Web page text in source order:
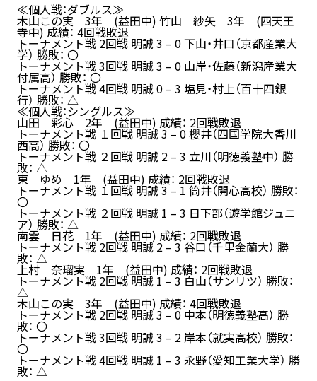
≪個人戦：ダブルス≫
木山この実 3年 (益田中) 竹山 紗矢 3年 (四天王
寺中) 成績： 4回戦敗退
トーナメント戦 2回戦 明誠 3 – 0 下山・井口（京都産業大
学） 勝敗： 〇
トーナメント戦 3回戦 明誠 3 – 0 山岸・佐藤（新潟産業大
付属高） 勝敗： 〇
トーナメント戦 4回戦 明誠 0 – 3 塩見・村上（百十四銀
行） 勝敗： △
≪個人戦：シングルス≫
山田 彩心 2年 (益田中) 成績： 2回戦敗退
トーナメント戦 １回戦 明誠 3 – 0 櫻井（四国学院大香川
西高） 勝敗： 〇
トーナメント戦 ２回戦 明誠 2 – 3 立川（明徳義塾中） 勝
敗： △
東 ゆめ 1年 (益田中) 成績： 2回戦敗退
トーナメント戦 １回戦 明誠 3 – 1 筒井（開心高校） 勝敗：
〇
トーナメント戦 ２回戦 明誠 1 – 3 日下部（遊学館ジュニ
ア） 勝敗： △
南雲 日花 1年 (益田中) 成績： 2回戦敗退
トーナメント戦 2回戦 明誠 2 – 3 谷口（千里金蘭大） 勝
敗： △
上村 奈瑠実 1年 (益田中) 成績： 2回戦敗退
トーナメント戦 2回戦 明誠 1 – 3 白山（サンリツ） 勝敗：
△
木山この実 3年 (益田中) 成績： 4回戦敗退
トーナメント戦 2回戦 明誠 3 – 0 中本（明徳義塾高） 勝
敗： 〇
トーナメント戦 3回戦 明誠 3 – 2 岸本（就実高校） 勝敗：
〇
トーナメント戦 4回戦 明誠 1 – 3 永野（愛知工業大学） 勝
敗： △